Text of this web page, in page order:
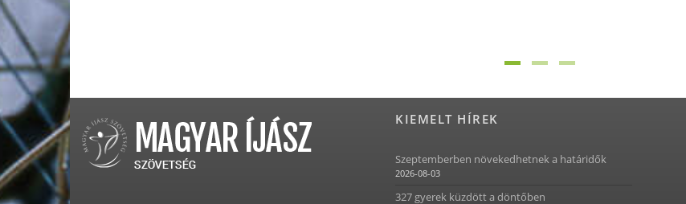
KIEMELT HÍREK
Szeptemberben növekedhetnek a határidők
2026-08-03
327 gyerek küzdött a döntőben